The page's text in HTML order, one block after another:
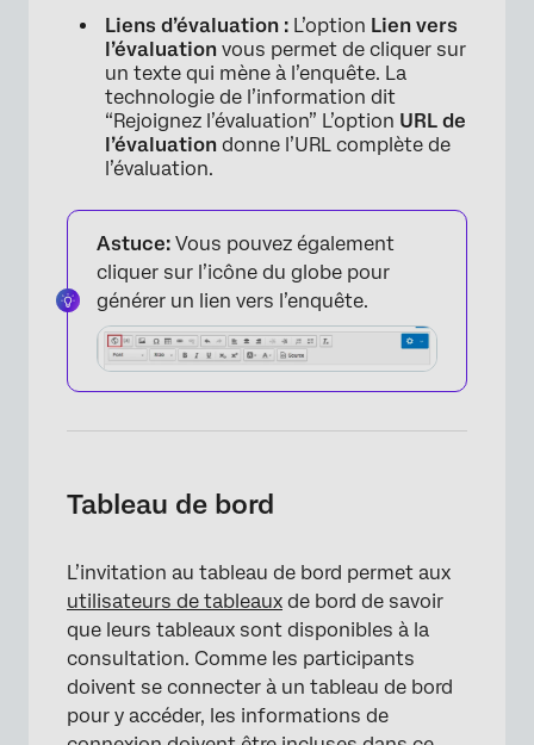
×
Liens d’évaluation : L’option Lien vers
l’évaluation vous permet de cliquer sur
un texte qui mène à l’enquête. La
technologie de l’information dit
“Rejoignez l’évaluation” L’option URL de
l’évaluation donne l’URL complète de
l’évaluation.
Astuce: Vous pouvez également
cliquer sur l’icône du globe pour
générer un lien vers l’enquête.
Tableau de bord
L’invitation au tableau de bord permet aux
utilisateurs de tableaux de bord de savoir
que leurs tableaux sont disponibles à la
consultation. Comme les participants
doivent se connecter à un tableau de bord
pour y accéder, les informations de